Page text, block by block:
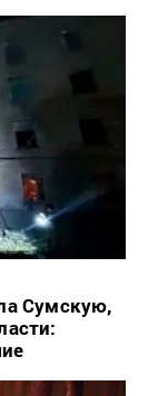
Сумскую,